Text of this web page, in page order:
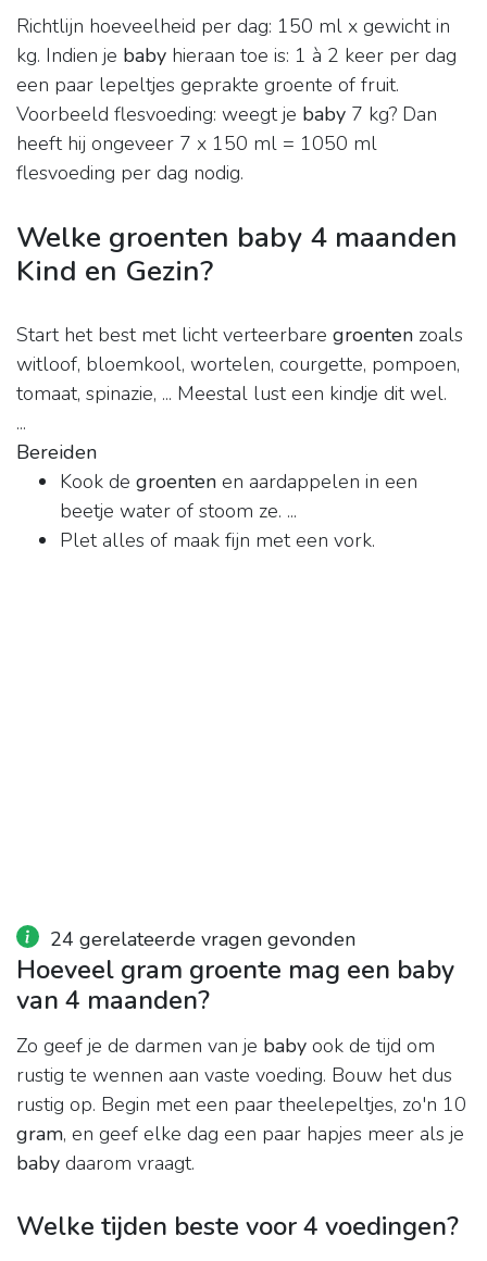
Richtlijn hoeveelheid per dag: 150 ml x gewicht in
kg. Indien je baby hieraan toe is: 1 à 2 keer per dag
een paar lepeltjes geprakte groente of fruit.
Voorbeeld flesvoeding: weegt je baby 7 kg? Dan
heeft hij ongeveer 7 x 150 ml = 1050 ml
flesvoeding per dag nodig.
Welke groenten baby 4 maanden
Kind en Gezin?
Start het best met licht verteerbare groenten zoals
witloof, bloemkool, wortelen, courgette, pompoen,
tomaat, spinazie, ... Meestal lust een kindje dit wel.
...
Bereiden
Kook de groenten en aardappelen in een
beetje water of stoom ze. ...
Plet alles of maak fijn met een vork.
24 gerelateerde vragen gevonden
Hoeveel gram groente mag een baby
van 4 maanden?
Zo geef je de darmen van je baby ook de tijd om
rustig te wennen aan vaste voeding. Bouw het dus
rustig op. Begin met een paar theelepeltjes, zo'n 10
gram, en geef elke dag een paar hapjes meer als je
baby daarom vraagt.
Welke tijden beste voor 4 voedingen?